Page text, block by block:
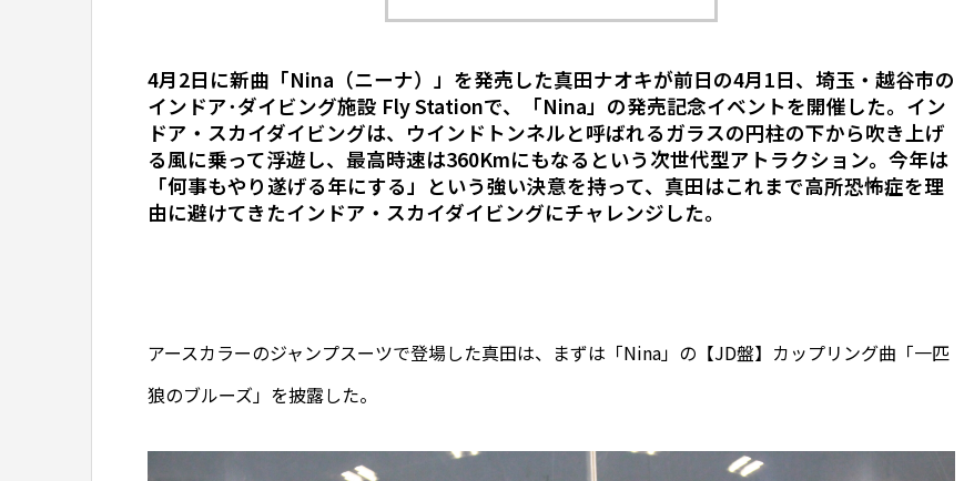
4月2日に新曲「Nina（ニーナ）」を発売した真田ナオキが前日の4月1日、埼玉・越谷市の
インドア･ダイビング施設 Fly Stationで、「Nina」の発売記念イベントを開催した。イン
ドア・スカイダイビングは、ウインドトンネルと呼ばれるガラスの円柱の下から吹き上げ
る風に乗って浮遊し、最高時速は360Kmにもなるという次世代型アトラクション。今年は
「何事もやり遂げる年にする」という強い決意を持って、真田はこれまで高所恐怖症を理
由に避けてきたインドア・スカイダイビングにチャレンジした。
アースカラーのジャンプスーツで登場した真田は、まずは「Nina」の【JD盤】カップリング曲「一匹
狼のブルーズ」を披露した。